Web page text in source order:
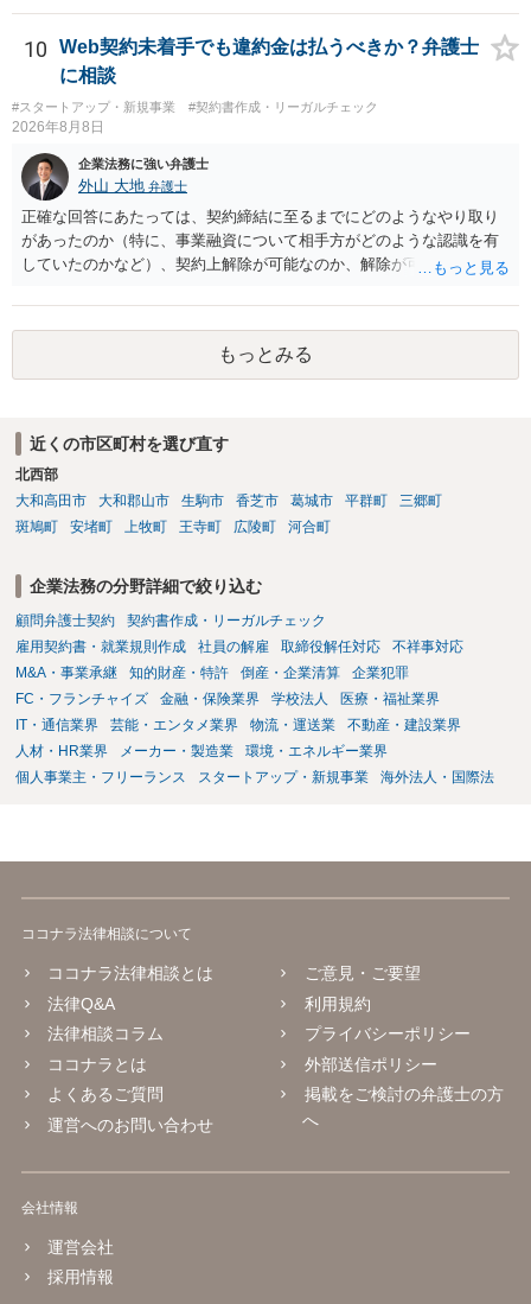
も、為替取引に該当し得る場合であっても、いわゆる収納代行とし
て、資金移動業の規制の対象外となる余地があります。 この点につい
ては、単に「利用者から資金を受け取り、寄付団体に送金する」とい
う資金の流れだけで判断することはできず、アプリの仕組みが利用者
と寄付団体をつなぐプラットフォームとしてどのように位置付けられ
るのか、利用者からの支払がどのような性質のものなのか、寄付の意
思決定や寄付のタイミングがどのように設定されているのかなど、具
体的なサービスの座組を踏まえて検討する必要があります。 そのた
め、現在検討されているアプリについて、資金移動業に該当する可能
性があるか、また、該当する場合にどのようなサービス設計にすれば
資金移動業に該当しない形（収納代行など）で運用できるかについて
は、具体的なサービスの仕組みを確認した上で、個別に弁護士へご相
談いただくことをお勧めいたします。
10
Web契約未着手でも違約金は払うべきか？弁護士
に相談
#スタートアップ・新規事業 #契約書作成・リーガルチェック
2026年8月8日
企業法務に強い弁護士
外山 大地 弁護士
正確な回答にあたっては、契約締結に至るまでにどのようなやり取り
があったのか（特に、事業融資について相手方がどのような認識を有
していたのかなど）、契約上解除が可能なのか、解除が可能であると
的な経緯を踏まえて精査する必要がございます。 そのため、事情をお
伺いした上での検討が必要となりますので、個別に弁護士へのご相談
をご検討いただければと存じます。もっとみる
近くの市区町村を選び直す
北西部
大和高田市
大和郡山市 生駒市 香芝市 葛城市 平群町
三郷町
斑鳩町
安堵町 上牧町 王寺町 広陵町 河合町
企業法務の分野詳細で絞り込む
顧問弁護士契約
契約書作成・リーガルチェック
雇用契約書・就業規則作成
社員の解雇 取締役解任対応
不祥事対応
M&A・事業承継
知的財産・特許 倒産・企業清算
企業犯罪
FC・フランチャイズ
金融・保険業界 学校法人
医療・福祉業界
IT・通信業界
芸能・エンタメ業界 物流・運送業
不動産・建設業界
人材・HR業界
メーカー・製造業
環境・エネルギー業界
個人事業主・フリーランス
スタートアップ・新規事業 海外法人・国際法
ココナラ法律相談について
ココナラ法律相談とは
法律Q&A
法律相談コラム
ココナラとは
よくあるご質問
運営へのお問い合わせ
ご意見・ご要望
利用規約
プライバシーポリシー
外部送信ポリシー
掲載をご検討の弁護士の方
へ
会社情報
運営会社
採用情報